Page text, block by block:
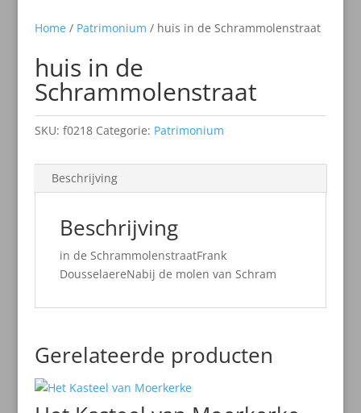
Home/ Patrimonium / huis in de Schrammolenstraat
huis in de
Schrammolenstraat
SKU: f0218 Categorie: Patrimonium
Beschrijving
Beschrijving
in de SchrammolenstraatFrank
DousselaereNabij de molen van Schram
Gerelateerde producten